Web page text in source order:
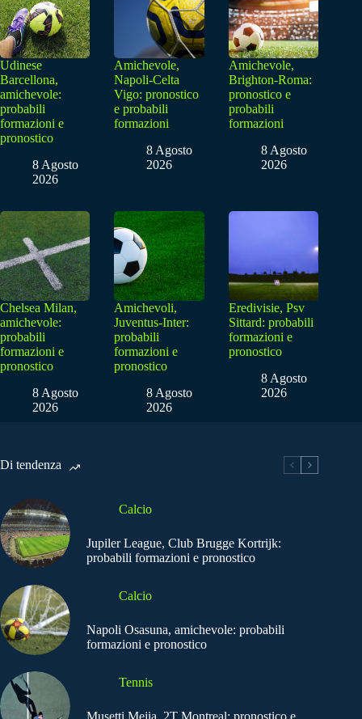
Udinese
Barcellona,
amichevole:
probabili
formazioni e
pronostico
8 Agosto
2026
Amichevole,
Napoli-Celta
Vigo: pronostico
e probabili
formazioni
8 Agosto
2026
Amichevole,
Brighton-Roma:
pronostico e
probabili
formazioni
8 Agosto
2026
Chelsea Milan,
amichevole:
probabili
formazioni e
pronostico
8 Agosto
2026
Amichevoli,
Juventus-Inter:
probabili
formazioni e
pronostico
8 Agosto
2026
Eredivisie, Psv
Sittard: probabili
formazioni e
pronostico
8 Agosto
2026
Di tendenza
Calcio
Jupiler League, Club Brugge Kortrijk:
probabili formazioni e pronostico
Calcio
Napoli Osasuna, amichevole: probabili
formazioni e pronostico
Tennis
Musetti Mejia, 2T Montreal: pronostico e